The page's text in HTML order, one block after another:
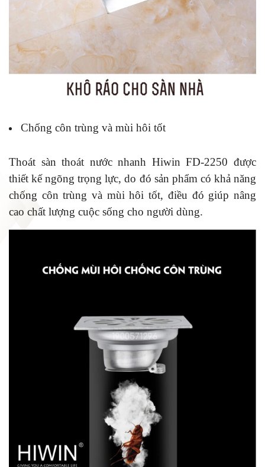
Chống côn trùng và mùi hôi tốt
Thoát sàn thoát nước nhanh Hiwin FD-2250 được
thiết kế ngõng trọng lực, do đó sản phẩm có khả năng
chống côn trùng và mùi hôi tốt, điều đó giúp nâng
cao chất lượng cuộc sống cho người dùng.